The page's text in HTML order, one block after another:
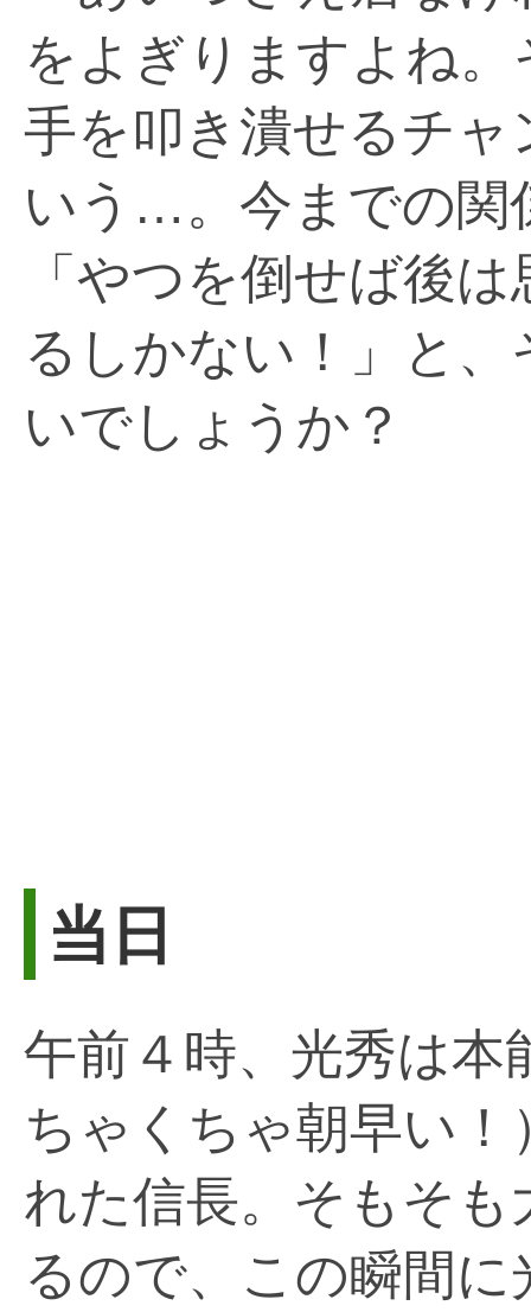
をよぎりますよね
手を叩き潰せるチ
いう…。今までの関
「やつを倒せば後
るしかない！」と
いでしょうか？
当日
午前４時、光秀は本
ちゃくちゃ朝早い
れた信長。そもそ
るので、この瞬間